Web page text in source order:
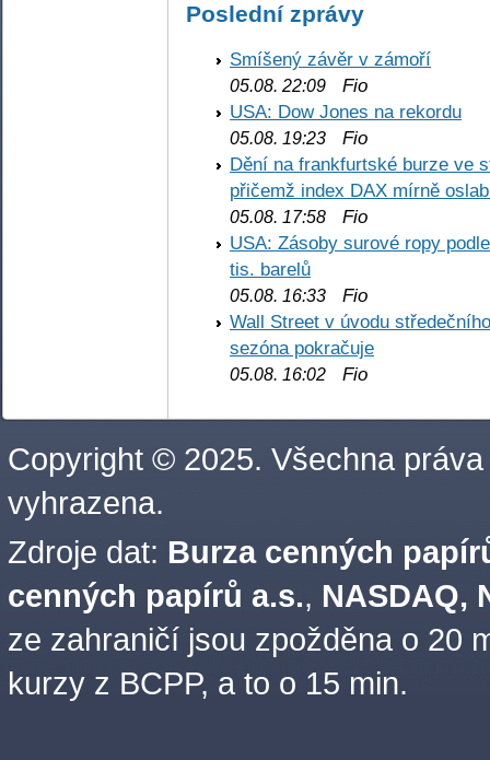
Poslední zprávy
Smíšený závěr v zámoří
05.08. 22:09 Fio
USA: Dow Jones na rekordu
05.08. 19:23 Fio
Dění na frankfurtské burze ve
přičemž index DAX mírně
05.08. 17:58 Fio
USA: Zásoby surové ropy
tis. barelů
05.08. 16:33 Fio
Wall Street v úvodu
sezóna pokračuje
05.08. 16:02 Fio
Copyright © 2025. Všechna práva
vyhrazena.
Zdroje dat: Burza cenných
cenných papírů a.s., NASDAQ,
ze zahraničí jsou zpožděna o 20
kurzy z BCPP, a to o 15 min.